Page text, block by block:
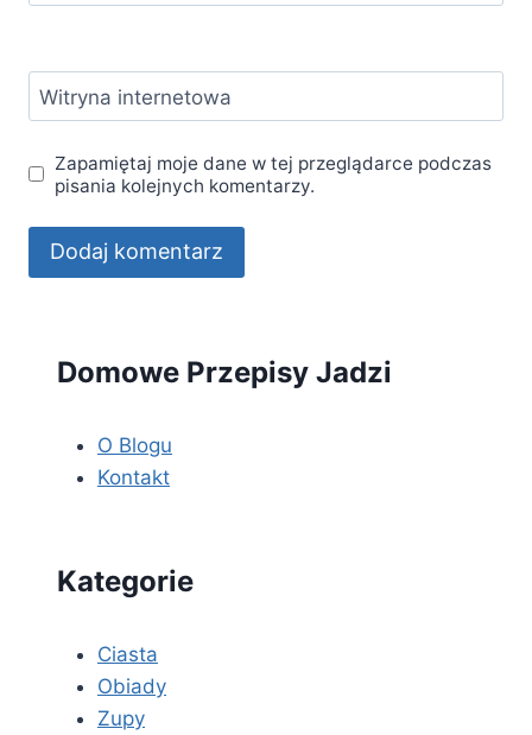
Witryna internetowa
Zapamiętaj moje dane w tej przeglądarce podczas
pisania kolejnych komentarzy.
Domowe Przepisy Jadzi
O Blogu
Kontakt
Kategorie
Ciasta
Obiady
Zupy